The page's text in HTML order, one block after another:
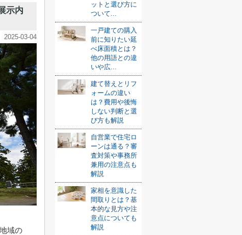
示内
2025-03-04
域の
ットと選び方に
ついて...
一戸建ての購入
前に知りたい延
べ床面積とは？
他の用語との違
いや広...
建て替えとリフ
ォームの違い
は？費用や後悔
しない判断と選
び方も解説
自営業で住宅ロ
ーンは通る？審
査対策や事務所
兼用の注意点も
解説
家相を意識した
間取りとは？基
本的な見方や注
意点についても
解説